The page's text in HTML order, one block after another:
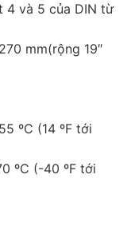
4 và 5 của DIN từ
mm(rộng 19″
ºC (14 ºF tới
ºC (-40 ºF tới